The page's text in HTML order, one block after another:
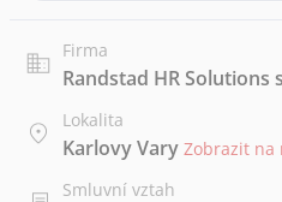
Firma
Randstad HR Solutions
Lokalita
Karlovy Vary Zobrazit na
Smluvní vztah